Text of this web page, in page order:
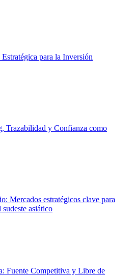
para la Inversión
Trazabilidad y Confianza como
Mercados estratégicos clave para
asiático
Fuente Competitiva y Libre de